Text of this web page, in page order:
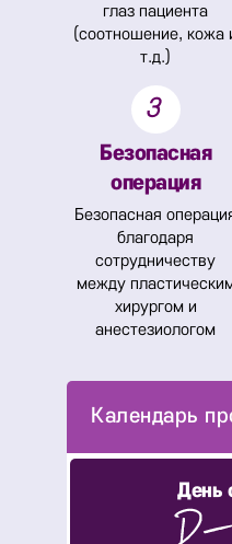
глаз пациента
(соотношение, кожа
т.д.)
3
Безопасная
операция
Безопасная
благодаря
сотрудничеству
между
хирургом и
анестезиологом
День